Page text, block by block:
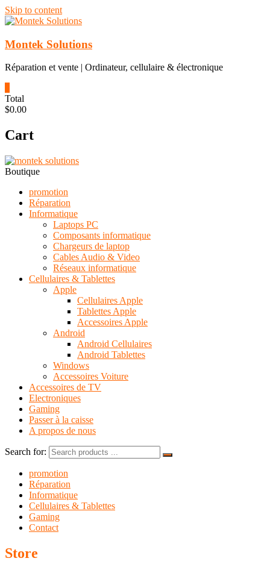
Skip to content
Montek Solutions
Réparation et vente | Ordinateur, cellulaire & électronique
Total
$0.00
Cart
Boutique
promotion
Réparation
Informatique
Laptops PC
Composants informatique
Chargeurs de laptop
Cables Audio & Video
Réseaux informatique
Cellulaires & Tablettes
Apple
Cellulaires Apple
Tablettes Apple
Accessoires Apple
Android
Android Cellulaires
Android Tablettes
Windows
Accessoires Voiture
Accessoires de TV
Electroniques
Gaming
Passer à la caisse
A propos de nous
Search for:
promotion
Réparation
Informatique
Cellulaires & Tablettes
Gaming
Contact
Store